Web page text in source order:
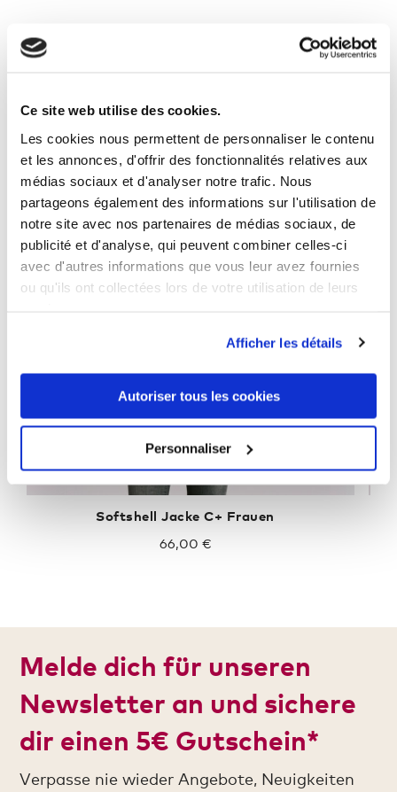
Ce site web utilise des cookies.
Les cookies nous permettent de personnaliser le contenu
et les annonces, d'offrir des fonctionnalités relatives aux
médias sociaux et d'analyser notre trafic. Nous
partageons également des informations sur l'utilisation de
notre site avec nos partenaires de médias sociaux, de
publicité et d'analyse, qui peuvent combiner celles-ci
avec d'autres informations que vous leur avez fournies
ou qu'ils ont collectées lors de votre utilisation de leurs
Afficher les détails
Autoriser tous les cookies
Personnaliser
Softshell Jacke C+ Frauen
66,00 €
Melde dich für unseren
Newsletter an und sichere
dir einen 5€ Gutschein*
Verpasse nie wieder Angebote, Neuigkeiten